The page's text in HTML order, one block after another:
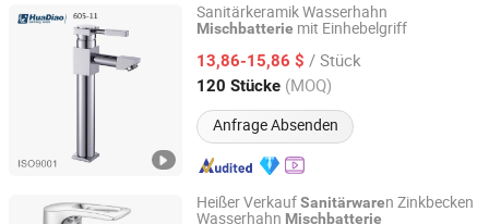
Sanitärkeramik Wasserhahn
Mischbatterie mit Einhebelgriff
13,86-15,86 $ / Stück
120 Stücke (MOQ)
Anfrage Absenden
Wenzhou Shenguang Sanitary Wares Co., Ltd.
Zhejiang, China Seit 2019
Heißer VerkaufSanitärwaren Zinkbecken
Wasserhahn Mischbatterie